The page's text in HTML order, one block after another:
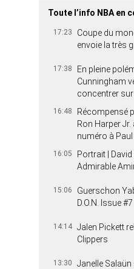
Toute l’info NBA en
17:23
Coupe du
envoie la très
17:38
En pleine
Cunningham
concentrer
16:48
Récompensé
Ron Harper
numéro à
16:05
Portrait |
Admirable
15:06
Guerschon
D.O.N. Issue #7
14:14 Jalen Pickett
Clippers
13:30
Janelle Salaün